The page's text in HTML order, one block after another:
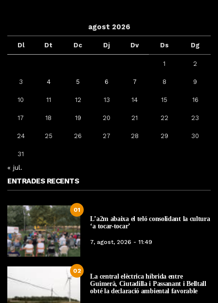
agost 2026
Dl Dt Dc Dj Dv Ds Dg
1 2
3 4 5 6 7 8 9
10 11 12 13 14 15 16
17 18 19 20 21 22 23
24 25 26 27 28 29 30
31
« jul.
ENTRADES RECENTS
01
L’a2m abaixa el teló consolidant la cultura
‘a tocar-tocar’
7, agost, 2026 - 11:49
02
La central elèctrica híbrida entre
Guimerà, Ciutadilla i Passanant i Belltall
obté la declaració ambiental favorable